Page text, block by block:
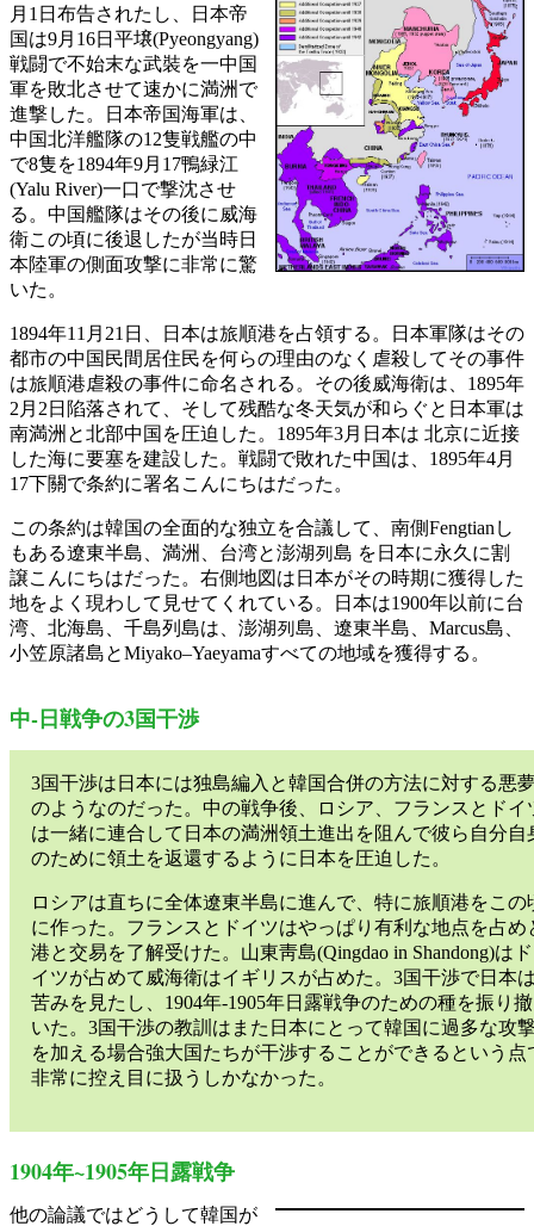
月1日布告されたし、日本帝
国は9月16日平壌(Pyeongyang)
戦闘で不始末な武裝を一中国
軍を敗北させて速かに満洲で
進撃した。日本帝国海軍は、
中国北洋艦隊の12隻戦艦の中
で8隻を1894年9月17鴨緑江
(Yalu River)一口で撃沈させ
る。中国艦隊はその後に威海
衛この頃に後退したが当時日
本陸軍の側面攻撃に非常に驚
いた。
1894年11月21日、日本は旅順港を占領する。日本軍隊はその
都市の中国民間居住民を何らの理由のなく虐殺してその事件
は旅順港虐殺の事件に命名される。その後威海衛は、1895年
2月2日陷落されて、そして残酷な冬天気が和らぐと日本軍は
南満洲と北部中国を圧迫した。1895年3月日本は 北京に近接
した海に要塞を建設した。戦闘で敗れた中国は、1895年4月
17下關で条約に署名こんにちはだった。
この条約は韓国の全面的な独立を合議して、南側Fengtianし
もある遼東半島、満洲、台湾と澎湖列島 を日本に永久に割
譲こんにちはだった。右側地図は日本がその時期に獲得した
地をよく現わして見せてくれている。日本は1900年以前に台
湾、北海島、千島列島は、澎湖列島、遼東半島、Marcus島、
小笠原諸島とMiyako–Yaeyamaすべての地域を獲得する。
中-日戦争の3国干渉
3国干渉は日本には独島編入と韓国合併の方法に対する悪
のようなのだった。中の戦争後、ロシア、フランスとドイ
は一緒に連合して日本の満洲領土進出を阻んで彼ら自分自
のために領土を返還するように日本を圧迫した。
ロシアは直ちに全体遼東半島に進んで、特に旅順港をこの
に作った。フランスとドイツはやっぱり有利な地点を占め
港と交易を了解受けた。山東靑島(Qingdao in Shandong)はド
イツが占めて威海衛はイギリスが占めた。3国干渉で日本
苦みを見たし、1904年-1905年日露戦争のための種を振り撤
いた。3国干渉の教訓はまた日本にとって韓国に過多な攻
を加える場合強大国たちが干渉することができるという点
非常に控え目に扱うしかなかった。
1904年~1905年日露戦争
他の論議ではどうして韓国が